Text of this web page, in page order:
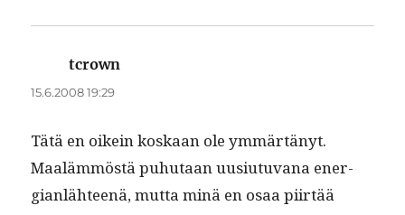
tcrown
15.6.2008 19:29
Tätä en oikein koskaan ole ymmärtänyt.
Maaläm­möstä puhutaan uusi­u­tu­vana ener­
gian­läh­teenä, mut­ta minä en osaa piirtää